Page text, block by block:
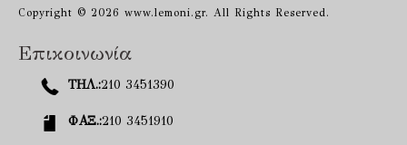
Copyright © 2026 www.lemoni.gr. All Rights Reserved.
Επικοινωνία
ΤΗΛ.:210 3451390
ΦΑΞ.:210 3451910